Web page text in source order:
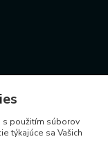
s použitím súborov
týkajúce sa Vašich